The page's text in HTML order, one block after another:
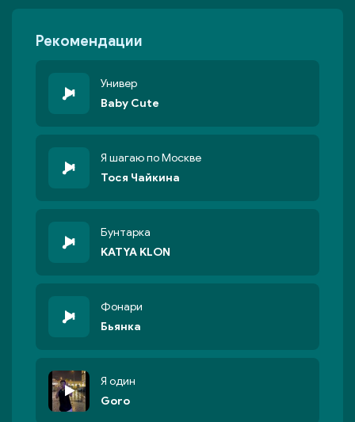
Рекомендации
Универ
Baby Cute
Я шагаю по Москве
Тося Чайкина
Бунтарка
KATYA KLON
Фонари
Бьянка
Я один
Goro